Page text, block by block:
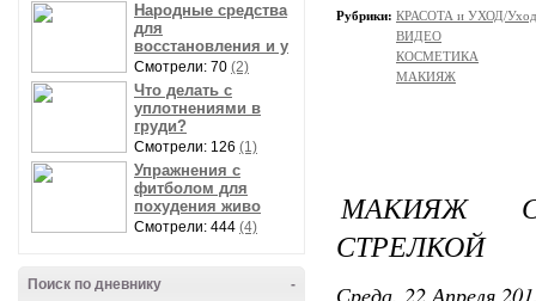
Народные средства
для
восстановления и у
Смотрели: 70 (2)
Что делать с
уплотнениями в
груди?
Смотрели: 126 (1)
Упражнения с
фитболом для
похудения живо
Смотрели: 444 (4)
-
Поиск по дневнику
Рубрики: КРАСОТА и УХОД/Уход
ВИДЕО
КОСМЕТИКА
МАКИЯЖ
МАКИЯЖ С
СТРЕЛКОЙ
Среда, 22 Апреля